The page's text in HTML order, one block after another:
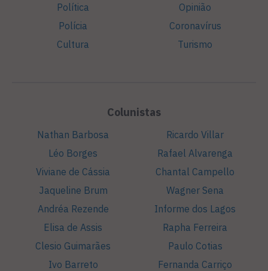
Política
Polícia
Cultura
Opinião
Coronavírus
Turismo
Colunistas
Nathan Barbosa
Léo Borges
Viviane de Cássia
Jaqueline Brum
Andréa Rezende
Elisa de Assis
Clesio Guimarães
Ivo Barreto
Ricardo Villar
Rafael Alvarenga
Chantal Campello
Wagner Sena
Informe dos Lagos
Rapha Ferreira
Paulo Cotias
Fernanda Carriço